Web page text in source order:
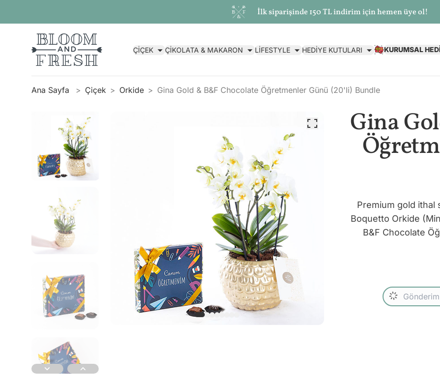
İlk siparişinde 150 TL indirim için hemen üye ol!
ÇİÇEK ÇİKOLATA & MAKARON LİFESTYLE HEDİYE KUTULARI KURUMSAL
Ana Sayfa Çiçek Orkide Gina Gold & B&F Chocolate Öğretmenler Günü (20'li) Bundle
Gina
Premium gold ithal
Boquetto Orkide
B&F Chocolate